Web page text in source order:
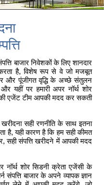
बाजार निवेशकों के लिए शानदार
है, विशेष रूप से वे जो मजबूत
और पूंजीगत वृद्धि के अच्छे संतुलन
यहीं पर हमारी अपर नॉर्थ शोर
की एजेंट टीम आपकी मदद कर सकती
खरीदना सही रणनीति के साथ इतना
है, यही कारण है कि हम सही कीमत
सही संपत्ति खरीदने में आपकी मदद
नॉर्थ शोर सिडनी क्रेता एजेंसी के
संपत्ति बाजार के अपने व्यापक ज्ञान